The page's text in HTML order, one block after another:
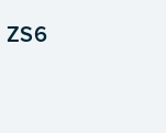
ZS6